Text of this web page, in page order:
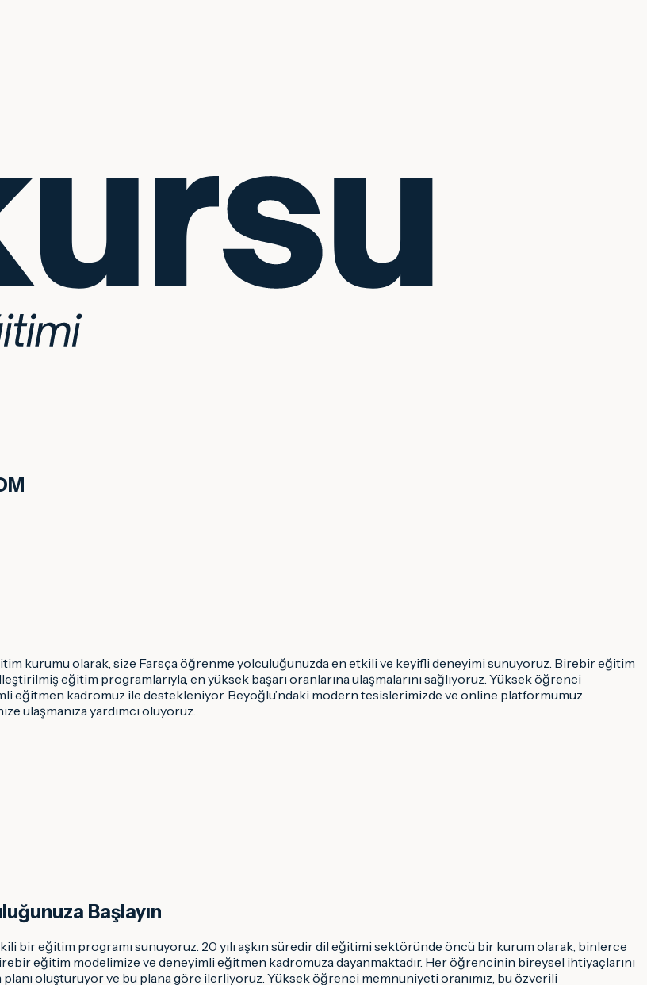
kurumu olarak, size Farsça öğrenme yolculuğunuzda en etkili ve keyifli deneyimi sunuyoruz. Birebir eğitim
eğitim programlarıyla, en yüksek başarı oranlarına ulaşmalarını sağlıyoruz. Yüksek öğrenci
eğitmen kadromuz ile destekleniyor. Beyoğlu’ndaki modern tesislerimizde ve online platformumuz
ulaşmanıza yardımcı oluyoruz.
Başlayın
bir eğitim programı sunuyoruz. 20 yılı aşkın süredir dil eğitimi sektöründe öncü bir kurum olarak, binlerce
eğitim modelimize ve deneyimli eğitmen kadromuza dayanmaktadır. Her öğrencinin bireysel ihtiyaçlarını
oluşturuyor ve bu plana göre ilerliyoruz. Yüksek öğrenci memnuniyeti oranımız, bu özverili